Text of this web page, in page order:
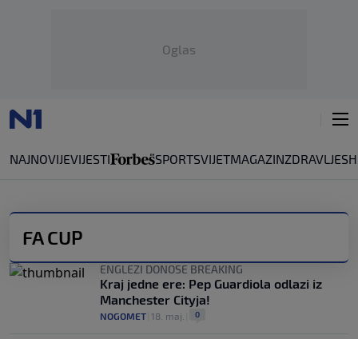
Oglas
NAJNOVIJEVIJESTI SPORTSVIJETMAGAZINZDRAVLJE
FA CUP
ENGLEZI DONOSE BREAKING
Kraj jedne ere: Pep Guardiola odlazi iz
Manchester Cityja!
NOGOMET 18. maj. 0